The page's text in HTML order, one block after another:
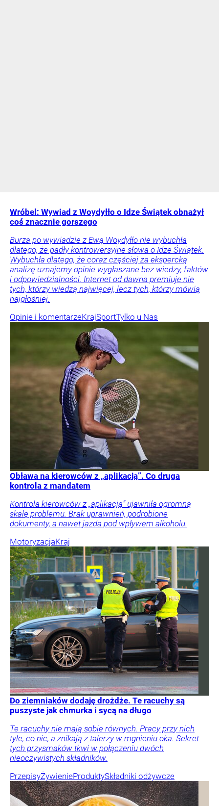
Wróbel: Wywiad z Woydyłło o Idze Świątek obnażył
coś znacznie gorszego
Burza po wywiadzie z Ewą Woydyłło nie wybuchła
dlatego, że padły kontrowersyjne słowa o Idze Świątek.
Wybuchła dlatego, że coraz częściej za ekspercką
analizę uznajemy opinie wygłaszane bez wiedzy, faktów
i odpowiedzialności. Internet od dawna premiuje nie
tych, którzy wiedzą najwięcej, lecz tych, którzy mówią
najgłośniej.
Opinie i komentarzeKrajSportTylko u Nas
Obława na kierowców z „aplikacją”. Co druga
kontrola z mandatem
Kontrola kierowców z „aplikacją” ujawniła ogromną
skalę problemu. Brak uprawnień, podrobione
dokumenty, a nawet jazda pod wpływem alkoholu.
MotoryzacjaKraj
Do ziemniaków dodaję drożdże. Te racuchy są
puszyste jak chmurka i sycą na długo
Te racuchy nie mają sobie równych. Pracy przy nich
tyle, co nic, a znikają z talerzy w mgnieniu oka. Sekret
tych przysmaków tkwi w połączeniu dwóch
nieoczywistych składników.
PrzepisyŻywienieProduktySkładniki odżywcze